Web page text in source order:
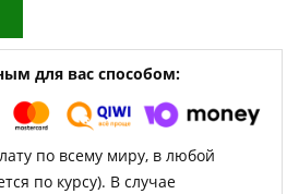
для вас способом:
по всему миру, в любой
по курсу). В случае